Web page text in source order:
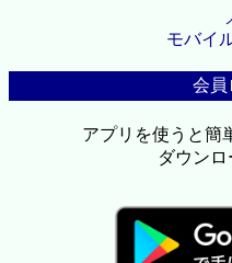
モバイ
会員
アプリを使うと簡
ダウン